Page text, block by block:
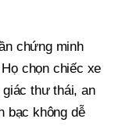
chứng minh
chọn chiếc xe
thư thái, an
bạc không dễ